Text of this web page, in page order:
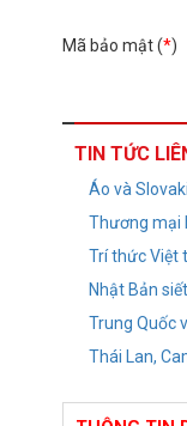
Mã bảo mật (*)
TIN TỨC
Áo và
Thương mại
Trí thức Việt
Nhật Bản
Trung Quốc
Thái Lan,